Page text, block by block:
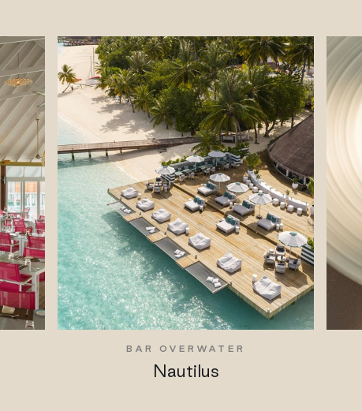
BAR OVERWATER
Nautilus